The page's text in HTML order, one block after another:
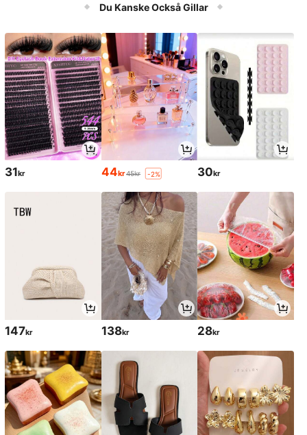
Du Kanske Också Gillar
31kr 44kr45kr -2% 30kr
147kr 138kr 28kr